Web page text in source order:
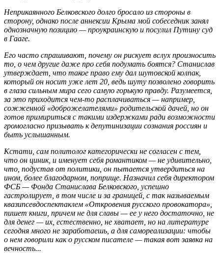
Неприкаянного Белковского долго бросало из стороны в
сторону, однако после аннексии Крыма мой собеседник занял
однозначную позицию — проукраинскую и посулил Путину суд
в Гааге.
Его часто спрашивают, почему он рискует вслух произносить
то, о чем другие даже про себя подумать боятся? Станислав
утверждает, что такое право ему дал шутовской колпак,
который он носит уже лет 20, ведь шуту позволено говорить
в глаза сильным мира сего самую горькую правду. Разумеется,
за это приходится чем-то расплачиваться — например,
сожженной «доброжелателями» родительской дачей, но он
готов примириться с такими издержками ради возможности
громогласно призывать к депутинизации сознания россиян и
быть услышанным.
Кстати, сам политолог категорически не согласен с тем,
что он циник, и именует себя романтиком — не удивительно,
что, под­устав от политики, он пытается утвердиться на
ином, более благодарном, поприще. Назначил себя директором
ФСБ — Фонда Станислава Белковского, успешно
гастролирует, в том числе и за границей, с так называемым
квазипсевдоспектаклем «Откровения русского провокатора»,
пишет книги, причем не для славы — ее у него достаточно, не
для денег — их, естественно, не хватает, но на литературе
сегодня много не заработаешь, а для самореализации: чтобы
о нем говорили как о русском писателе — такая вот заявка на
вечность...